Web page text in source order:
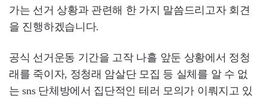
가는 선거 상황과 관련해 한 가지 말씀드리고자 회견
을 진행하겠습니다.
공식 선거운동 기간을 고작 나흘 앞둔 상황에서 정청
래를 죽이자, 정청래 암살단 모집 등 실체를 알 수 없
는 sns 단체방에서 집단적인 테러 모의가 이뤄지고 있